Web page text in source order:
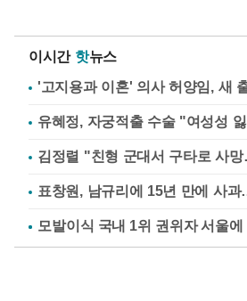
이시간 핫뉴스
'고지용과 이혼' 의사 허양임, 새
유혜정, 자궁적출 수술 "여성성
김정렬 "친형 군대서 구타로 사
표창원, 남규리에 15년 만에 사